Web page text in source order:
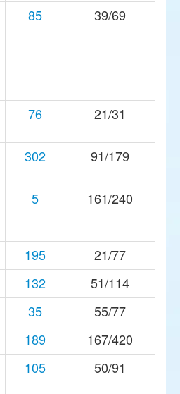
85 39/69
76 21/31
302 91/179
5 161/240
195
21/77
132
51/114
35
55/77
189
167/420
105 50/91